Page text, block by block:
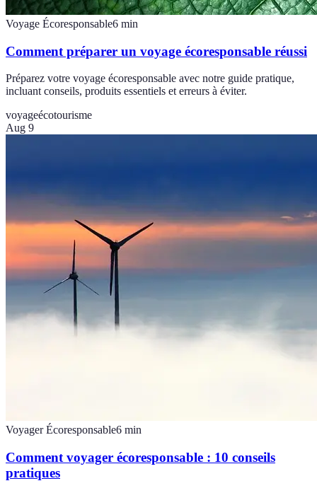
Voyage Écoresponsable6 min
Comment préparer un voyage écoresponsable réussi
Préparez votre voyage écoresponsable avec notre guide pratique,
incluant conseils, produits essentiels et erreurs à éviter.
voyageécotourisme
Aug 9
Voyager Écoresponsable6 min
Comment voyager écoresponsable : 10 conseils
pratiques